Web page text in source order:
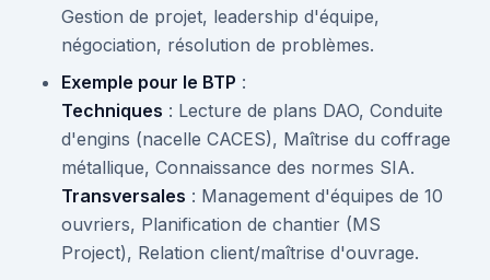
Gestion de projet, leadership d'équipe,
négociation, résolution de problèmes.
Exemple pour le BTP :
Techniques : Lecture de plans DAO, Conduite
d'engins (nacelle CACES), Maîtrise du coffrage
métallique, Connaissance des normes SIA.
Transversales : Management d'équipes de 10
ouvriers, Planification de chantier (MS
Project), Relation client/maîtrise d'ouvrage.